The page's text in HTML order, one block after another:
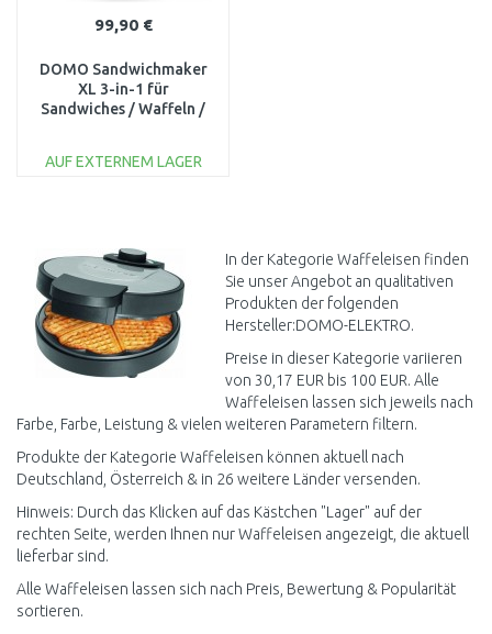
99,90 €
DOMO Sandwichmaker
XL 3-in-1 für
Sandwiches / Waffeln /
AUF EXTERNEM LAGER
Vergleichen
In der Kategorie Waffeleisen finden
Sie unser Angebot an qualitativen
Produkten der folgenden
Hersteller:DOMO-ELEKTRO.
Preise in dieser Kategorie variieren
von 30,17 EUR bis 100 EUR. Alle
Waffeleisen lassen sich jeweils nach
Farbe, Farbe, Leistung & vielen weiteren Parametern filtern.
Produkte der Kategorie Waffeleisen können aktuell nach
Deutschland, Österreich & in 26 weitere Länder versenden.
Hinweis: Durch das Klicken auf das Kästchen "Lager" auf der
rechten Seite, werden Ihnen nur Waffeleisen angezeigt, die aktuell
lieferbar sind.
Alle Waffeleisen lassen sich nach Preis, Bewertung & Popularität
sortieren.